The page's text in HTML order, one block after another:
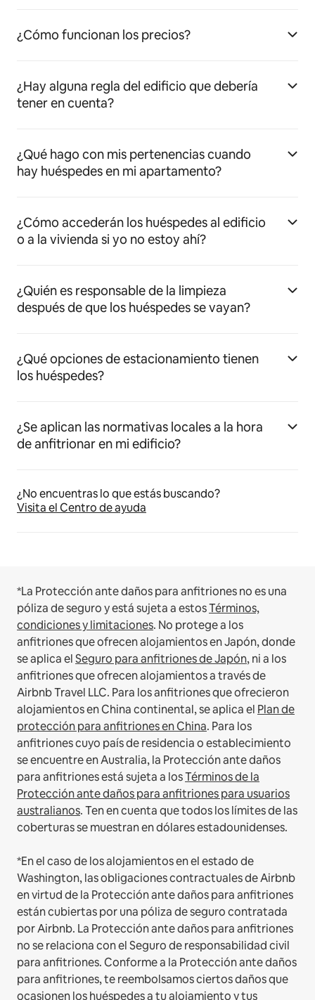
¿Cómo funcionan los precios?
¿Hay alguna regla del edificio que debería
tener en cuenta?
¿Qué hago con mis pertenencias cuando
hay huéspedes en mi apartamento?
¿Cómo accederán los huéspedes al edificio
o a la vivienda si yo no estoy ahí?
¿Quién es responsable de la limpieza
después de que los huéspedes se vayan?
¿Qué opciones de estacionamiento tienen
los huéspedes?
¿Se aplican las normativas locales a la hora
de anfitrionar en mi edificio?
¿No encuentras lo que estás buscando?
Visita el Centro de ayuda
*La Protección ante daños para anfitriones no es una
póliza de seguro y está sujeta a estosTérminos,
condiciones y limitaciones. No protege a los
anfitriones que ofrecen alojamientos en Japón, donde
se aplica elSeguro para anfitriones de Japón, ni a los
anfitriones que ofrecen alojamientos a través de
Airbnb Travel LLC. Para los anfitriones que ofrecieron
alojamientos en China continental, se aplica el Plan de
protección para anfitriones en China. Para los
anfitriones cuyo país de residencia o establecimiento
se encuentre en Australia, la Protección ante daños
para anfitriones está sujeta a losTérminos de la
Protección ante daños para anfitriones para usuarios
australianos. Ten en cuenta que todos los límites de las
coberturas se muestran en dólares estadounidenses.
*En el caso de los alojamientos en el estado de
Washington, las obligaciones contractuales de Airbnb
en virtud de la Protección ante daños para anfitriones
están cubiertas por una póliza de seguro contratada
por Airbnb. La Protección ante daños para anfitriones
no se relaciona con el Seguro de responsabilidad civil
para anfitriones. Conforme a la Protección ante daños
para anfitriones, te reembolsamos ciertos daños que
ocasionen los huéspedes a tu alojamiento y tus